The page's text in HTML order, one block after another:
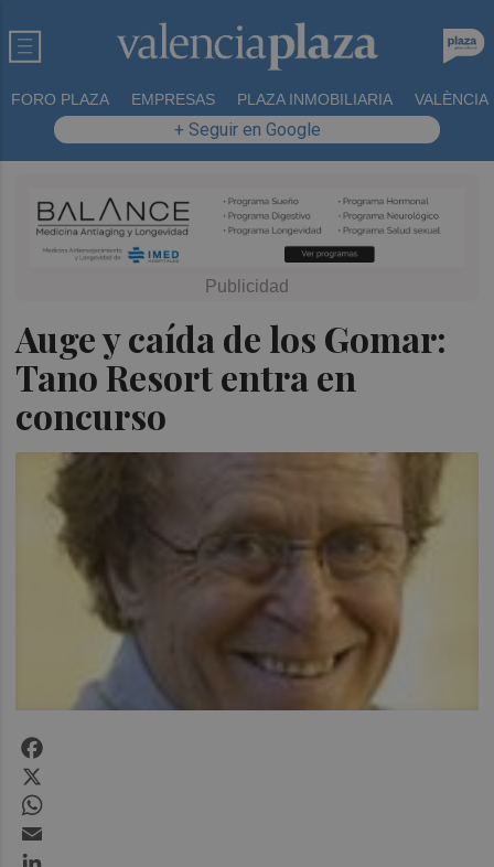
FORO PLAZA EMPRESAS PLAZA INMOBILIARIA VALÈNCIA
+ Seguir en Google
Auge y caída de los Gomar:
Tano Resort entra en
concurso